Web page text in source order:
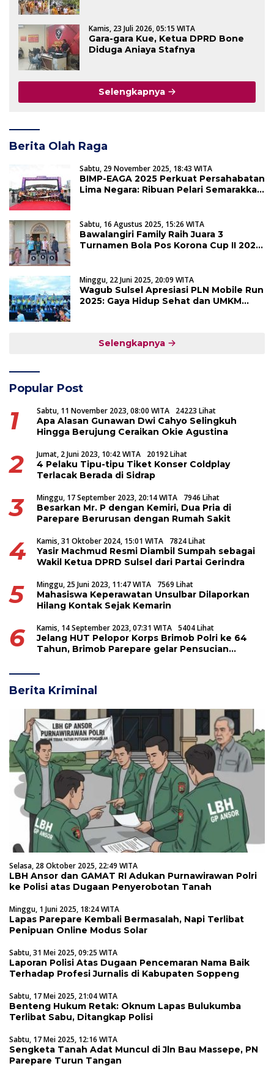
Kamis, 23 Juli 2026, 05:15 WITA
Gara-gara Kue, Ketua DPRD Bone
Diduga Aniaya Stafnya
Selengkapnya
Berita Olah Raga
Sabtu, 29 November 2025, 18:43 WITA
BIMP-EAGA 2025 Perkuat Persahabatan
Lima Negara: Ribuan Pelari Semarakkan
Sabtu, 16 Agustus 2025, 15:26 WITA
Bawalangiri Family Raih Juara 3
Turnamen Bola Pos Korona Cup II 2025
Minggu, 22 Juni 2025, 20:09 WITA
Wagub Sulsel Apresiasi PLN Mobile Run
2025: Gaya Hidup Sehat dan UMKM
Selengkapnya
Popular Post
1 Sabtu, 11 November 2023, 08:00 WITA 24223 Lihat
Apa Alasan Gunawan Dwi Cahyo Selingkuh
Hingga Berujung Ceraikan Okie Agustina
2 Jumat, 2 Juni 2023, 10:42 WITA 20192 Lihat
4 Pelaku Tipu-tipu Tiket Konser Coldplay
Terlacak Berada di Sidrap
3 Minggu, 17 September 2023, 20:14 WITA 7946 Lihat
Besarkan Mr. P dengan Kemiri, Dua Pria di
Parepare Berurusan dengan Rumah Sakit
4 Kamis, 31 Oktober 2024, 15:01 WITA 7824 Lihat
Yasir Machmud Resmi Diambil Sumpah sebagai
Wakil Ketua DPRD Sulsel dari Partai Gerindra
5 Minggu, 25 Juni 2023, 11:47 WITA 7569 Lihat
Mahasiswa Keperawatan Unsulbar Dilaporkan
Hilang Kontak Sejak Kemarin
6 Kamis, 14 September 2023, 07:31 WITA 5404 Lihat
Jelang HUT Pelopor Korps Brimob Polri ke 64
Tahun, Brimob Parepare gelar Pensucian
Berita Kriminal
Selasa, 28 Oktober 2025, 22:49 WITA
LBH Ansor dan GAMAT RI Adukan Purnawirawan Polri
ke Polisi atas Dugaan Penyerobotan Tanah
Minggu, 1 Juni 2025, 18:24 WITA
Lapas Parepare Kembali Bermasalah, Napi Terlibat
Penipuan Online Modus Solar
Sabtu, 31 Mei 2025, 09:25 WITA
Laporan Polisi Atas Dugaan Pencemaran Nama Baik
Terhadap Profesi Jurnalis di Kabupaten Soppeng
Sabtu, 17 Mei 2025, 21:04 WITA
Benteng Hukum Retak: Oknum Lapas Bulukumba
Terlibat Sabu, Ditangkap Polisi
Sabtu, 17 Mei 2025, 12:16 WITA
Sengketa Tanah Adat Muncul di Jln Bau Massepe, PN
Parepare Turun Tangan